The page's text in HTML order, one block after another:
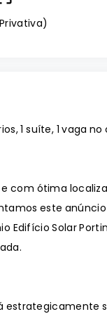
Privativa)
1 suíte, 1 vaga
com ótima
este
Edifício Solar
estrategicamente